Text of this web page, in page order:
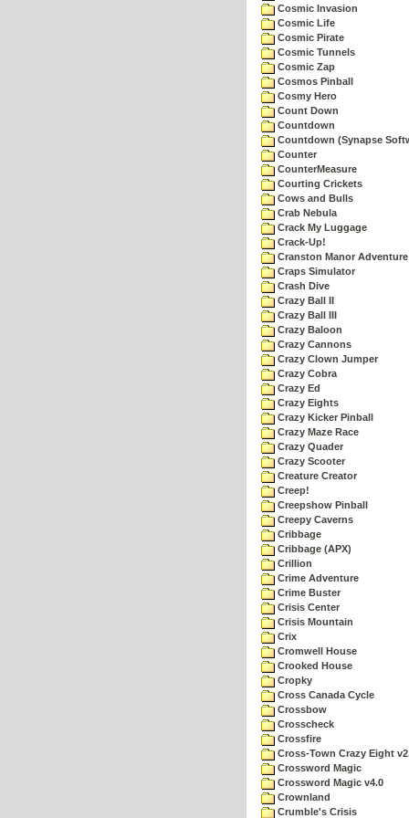
Cosmic Invasion
Cosmic Life
Cosmic Pirate
Cosmic Tunnels
Cosmic Zap
Cosmos Pinball
Cosmy Hero
Count Down
Countdown
Countdown (Synapse
Counter
CounterMeasure
Courting Crickets
Cows and Bulls
Crab Nebula
Crack My Luggage
Crack-Up!
Cranston Manor Adventure
Craps Simulator
Crash Dive
Crazy Ball II
Crazy Ball III
Crazy Baloon
Crazy Cannons
Crazy Clown Jumper
Crazy Cobra
Crazy Ed
Crazy Eights
Crazy Kicker Pinball
Crazy Maze Race
Crazy Quader
Crazy Scooter
Creature Creator
Creep!
Creepshow Pinball
Creepy Caverns
Cribbage
Cribbage (APX)
Crillion
Crime Adventure
Crime Buster
Crisis Center
Crisis Mountain
Crix
Cromwell House
Crooked House
Cropky
Cross Canada Cycle
Crossbow
Crosscheck
Crossfire
Cross-Town Crazy Eight
Crossword Magic
Crossword Magic v4.0
Crownland
Crumble's Crisis